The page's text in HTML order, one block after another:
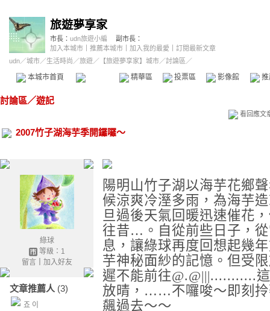
旅遊夢享家
市長： udn旅遊小編
副市長：
加入本城市
推薦本城市 加入我的最愛
訂閱最新文章
udn／城市／生活時尚 ／旅遊／ 【旅遊夢享家】城市／討論區／
本城市首頁 精華區 投票區 影像館
討論區／遊記
看回應文
2007竹子湖海芋季開鑼囉～
綠球
等級：1
留言｜ 加入好友
文章推薦人 (3)
죠 이
陽明山竹子湖以海芋花鄉
候涼爽冷溼多雨，為海芋
旦過後天氣回暖迅速催花
往昔… 。自從前些日子，
息，讓綠球再度回想起幾
芋神秘面紗的記憶。但受
遲不能前往@.@|||...........
放晴， ……不囉唆～即刻
飆過去～～